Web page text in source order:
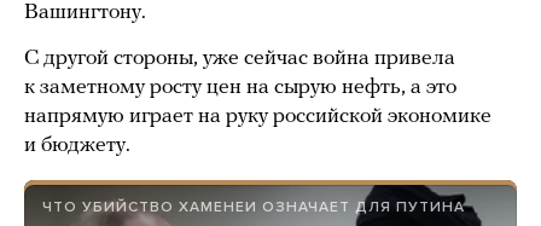
Вашингтону.
С другой стороны, уже сейчас война привела
к заметному росту цен на сырую нефть, а это
напрямую играет на руку российской экономике
и бюджету.
ЧТО УБИЙСТВО ХАМЕНЕИ ОЗНАЧАЕТ ДЛЯ ПУТИНА